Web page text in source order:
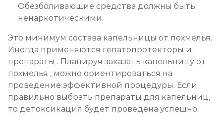
Обезболивающие средства должны быть
ненаркотическими.
Это минимум состава капельницы от похмелья.
Иногда применяются гепатопротекторы и
препараты . Планируя заказать капельницу от
похмелья , можно ориентироваться на
проведение эффективной процедуры. Если
правильно выбрать препараты для капельниц,
то детоксикация будет проведена успешно.